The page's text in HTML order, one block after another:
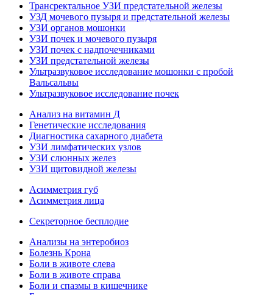
Трансректальное УЗИ предстательной железы
УЗД мочевого пузыря и предстательной железы
УЗИ органов мошонки
УЗИ почек и мочевого пузыря
УЗИ почек с надпочечниками
УЗИ предстательной железы
Ультразвуковое исследование мошонки с пробой
Вальсальвы
Ультразвуковое исследование почек
Анализ на витамин Д
Генетические исследования
Диагностика сахарного диабета
УЗИ лимфатических узлов
УЗИ слюнных желез
УЗИ щитовидной железы
Асимметрия губ
Асимметрия лица
Секреторное бесплодие
Анализы на энтеробиоз
Болезнь Крона
Боли в животе слева
Боли в животе справа
Боли и спазмы в кишечнике